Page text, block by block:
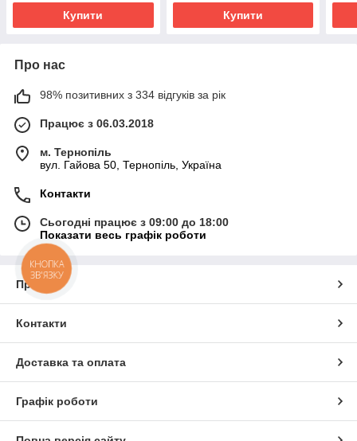
Купити Купити
Про нас
98% позитивних з 334 відгуків за рік
Працює з 06.03.2018
м. Тернопіль
вул. Гайова 50, Тернопіль, Україна
Контакти
Сьогодні працює з 09:00 до 18:00
Показати весь графік роботи
Про нас
Контакти
Доставка та оплата
Графік роботи
КНОПКА
ЗВ'ЯЗКУ